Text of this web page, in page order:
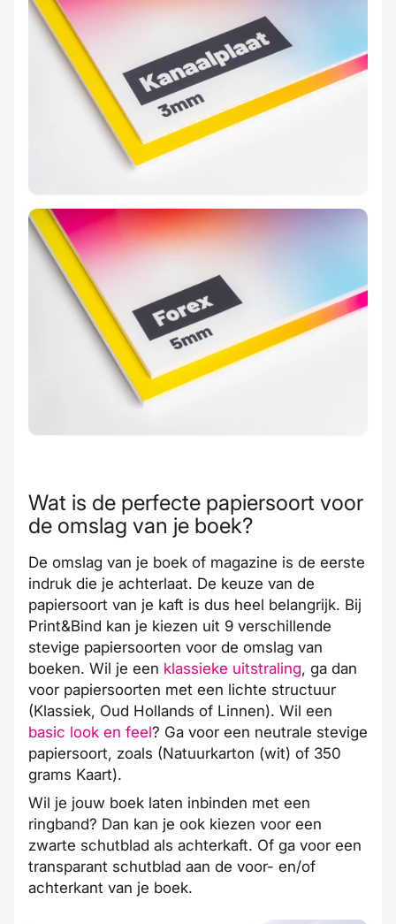
Wat is de perfecte papiersoort voor
de omslag van je boek?
De omslag van je boek of magazine is de eerste
indruk die je achterlaat. De keuze van de
papiersoort van je kaft is dus heel belangrijk. Bij
Print&Bind kan je kiezen uit 9 verschillende
stevige papiersoorten voor de omslag van
boeken. Wil je een klassieke uitstraling, ga dan
voor papiersoorten met een lichte structuur
(Klassiek, Oud Hollands of Linnen). Wil een
basic look en feel? Ga voor een neutrale stevige
papiersoort, zoals (Natuurkarton (wit) of 350
grams Kaart).
Wil je jouw boek laten inbinden met een
ringband? Dan kan je ook kiezen voor een
zwarte schutblad als achterkaft. Of ga voor een
transparant schutblad aan de voor- en/of
achterkant van je boek.